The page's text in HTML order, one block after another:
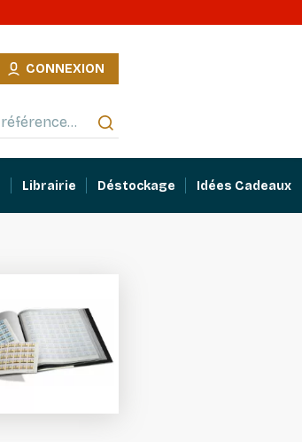
CONNEXION
Librairie Déstockage Idées Cadeaux